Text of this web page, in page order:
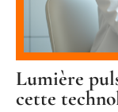
Lumière
cette